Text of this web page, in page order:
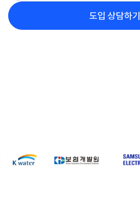
도입 상담하기